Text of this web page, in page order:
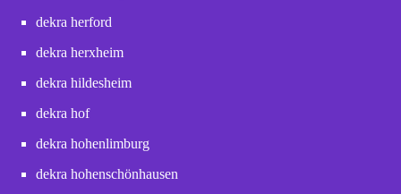
dekra herford
dekra herxheim
dekra hildesheim
dekra hof
dekra hohenlimburg
dekra hohenschönhausen